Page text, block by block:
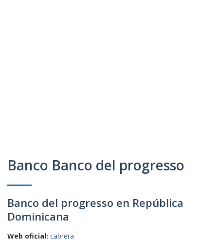
Banco Banco del progresso
Banco del progresso en República
Dominicana
Web oficial: cabrera